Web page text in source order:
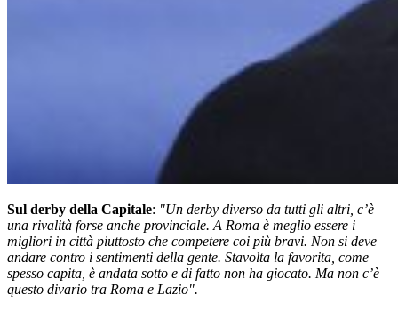
Sul derby della Capitale: "Un derby diverso da tutti gli altri, c’è
una rivalità forse anche provinciale. A Roma è meglio essere i
migliori in città piuttosto che competere coi più bravi. Non si deve
andare contro i sentimenti della gente. Stavolta la favorita, come
spesso capita, è andata sotto e di fatto non ha giocato. Ma non c’è
questo divario tra Roma e Lazio".